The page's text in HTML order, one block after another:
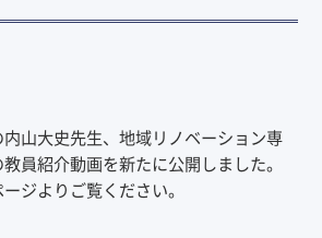
山大史先生、地域リノベーション専
員紹介動画を新たに公開しました。
ージよりご覧ください。